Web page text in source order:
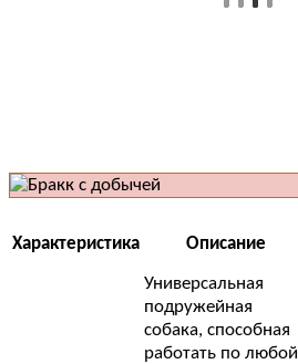
Характеристика Описание
Универсальная
подружейная
собака, способная
работать по любой